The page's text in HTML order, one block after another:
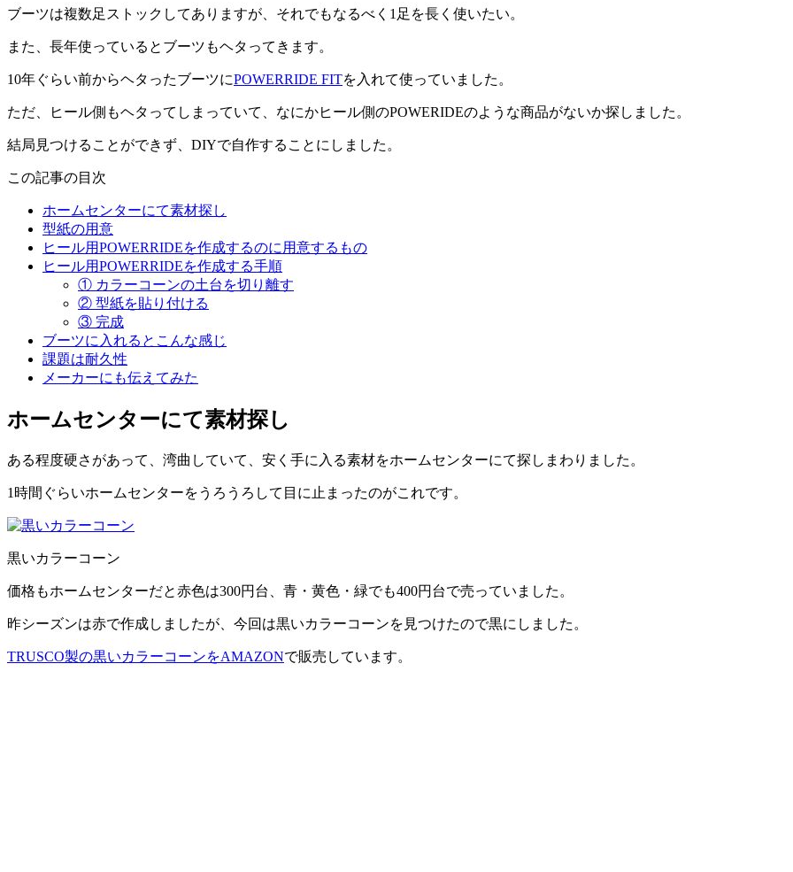
ブーツは複数足ストックしてありますが、それでもなるべく1足を長く使いたい。
また、長年使っているとブーツもヘタってきます。
10年ぐらい前からヘタったブーツにPOWERRIDE FITを入れて使っていました。
ただ、ヒール側もヘタってしまっていて、なにかヒール側のPOWERIDEのような商品がないか探しました。
結局見つけることができず、DIYで自作することにしました。
この記事の目次
ホームセンターにて素材探し
型紙の用意
ヒール用POWERRIDEを作成するのに用意するもの
ヒール用POWERRIDEを作成する手順
① カラーコーンの土台を切り離す
② 型紙を貼り付ける
③ 完成
ブーツに入れるとこんな感じ
課題は耐久性
メーカーにも伝えてみた
ホームセンターにて素材探し
ある程度硬さがあって、湾曲していて、安く手に入る素材をホームセンターにて探しまわりました。
1時間ぐらいホームセンターをうろうろして目に止まったのがこれです。
黒いカラーコーン
価格もホームセンターだと赤色は300円台、青・黄色・緑でも400円台で売っていました。
昨シーズンは赤で作成しましたが、今回は黒いカラーコーンを見つけたので黒にしました。
TRUSCO製の黒いカラーコーンをAMAZONで販売しています。